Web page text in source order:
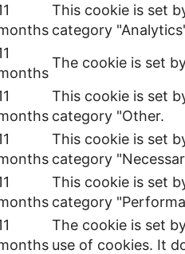
This cookie is set
category
The cookie is set
This cookie is set
category "Other.
This cookie is set
category
This cookie is set
category
The cookie is set
use of cookies. It